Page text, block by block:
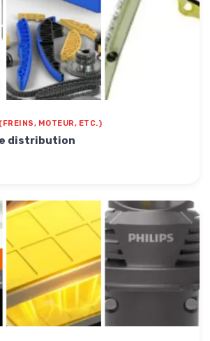
MOTEUR, ETC.)
distribution